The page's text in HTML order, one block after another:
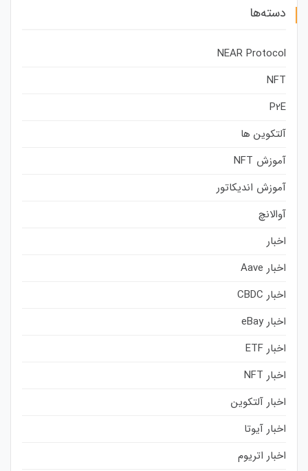
دسته‌ها
NEAR Protocol
NFT
P2E
آلتکوین ها
آموزش NFT
آموزش اندیکاتور
آوالانچ
اخبار
اخبار Aave
اخبار CBDC
اخبار eBay
اخبار ETF
اخبار NFT
اخبار آلتکوین
اخبار آیوتا
اخبار اتریوم